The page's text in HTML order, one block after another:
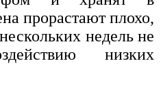
прорастают плохо,
недель не
низких